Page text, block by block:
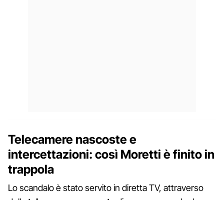
Telecamere nascoste e
intercettazioni: così Moretti è finito in
trappola
Lo scandalo è stato servito in diretta TV, attraverso